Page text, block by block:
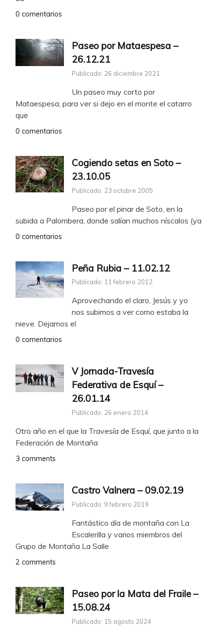
0 comentarios
Paseo por Mataespesa –
26.12.21
Publicado: 26 diciembre 2021
Un paseo muy corto por
Mataespesa, para ver si dejo en el monte el catarro
que
0 comentarios
Cogiendo setas en Soto –
23.10.05
Publicado: 23 octubre 2005
Paseo por el pinar de Soto, en la
subida a Palombera, donde salían muchos níscalos (ya
0 comentarios
Peña Rubia – 11.02.12
Publicado: 11 febrero 2012
Aprovechando el claro, Jesús y yo
nos subimos a ver como estaba la
nieve. Dejamos el
0 comentarios
V Jornada-Travesía
Federativa de Esquí –
26.01.14
Publicado: 26 enero 2014
Otro año en el que la Travesía de Esquí, que junto a la
Federación de Montaña
3 comments
Castro Valnera – 09.02.19
Publicado: 9 febrero 2019
Fantástico día de montaña con La
Escalerilla y varios miembros del
Grupo de Montaña La Salle
2 comments
Paseo por la Mata del Fraile –
15.08.24
Publicado: 15 agosto 2024